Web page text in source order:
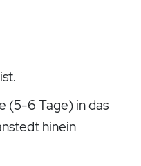
(5-6 Tage) in das
hinein